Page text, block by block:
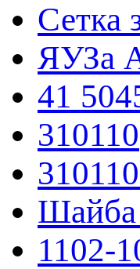
Сетка
ЯУЗа
41
310110
1102-